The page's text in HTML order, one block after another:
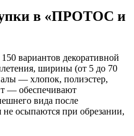
в «ПРОТОС и
вариантов декоративной
ширины (от 5 до 70
— хлопок, полиэстер,
— обеспечивают
вида после
осыпаются при обрезании,